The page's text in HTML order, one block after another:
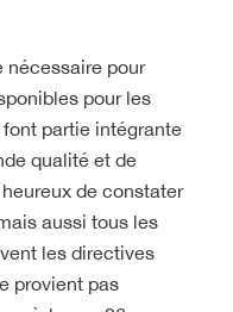
nécessaire pour
pour les
partie intégrante
qualité et de
de constater
aussi tous les
les directives
provient pas